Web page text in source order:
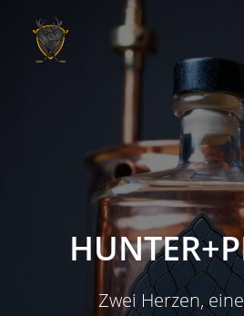
Zwei Herzen,